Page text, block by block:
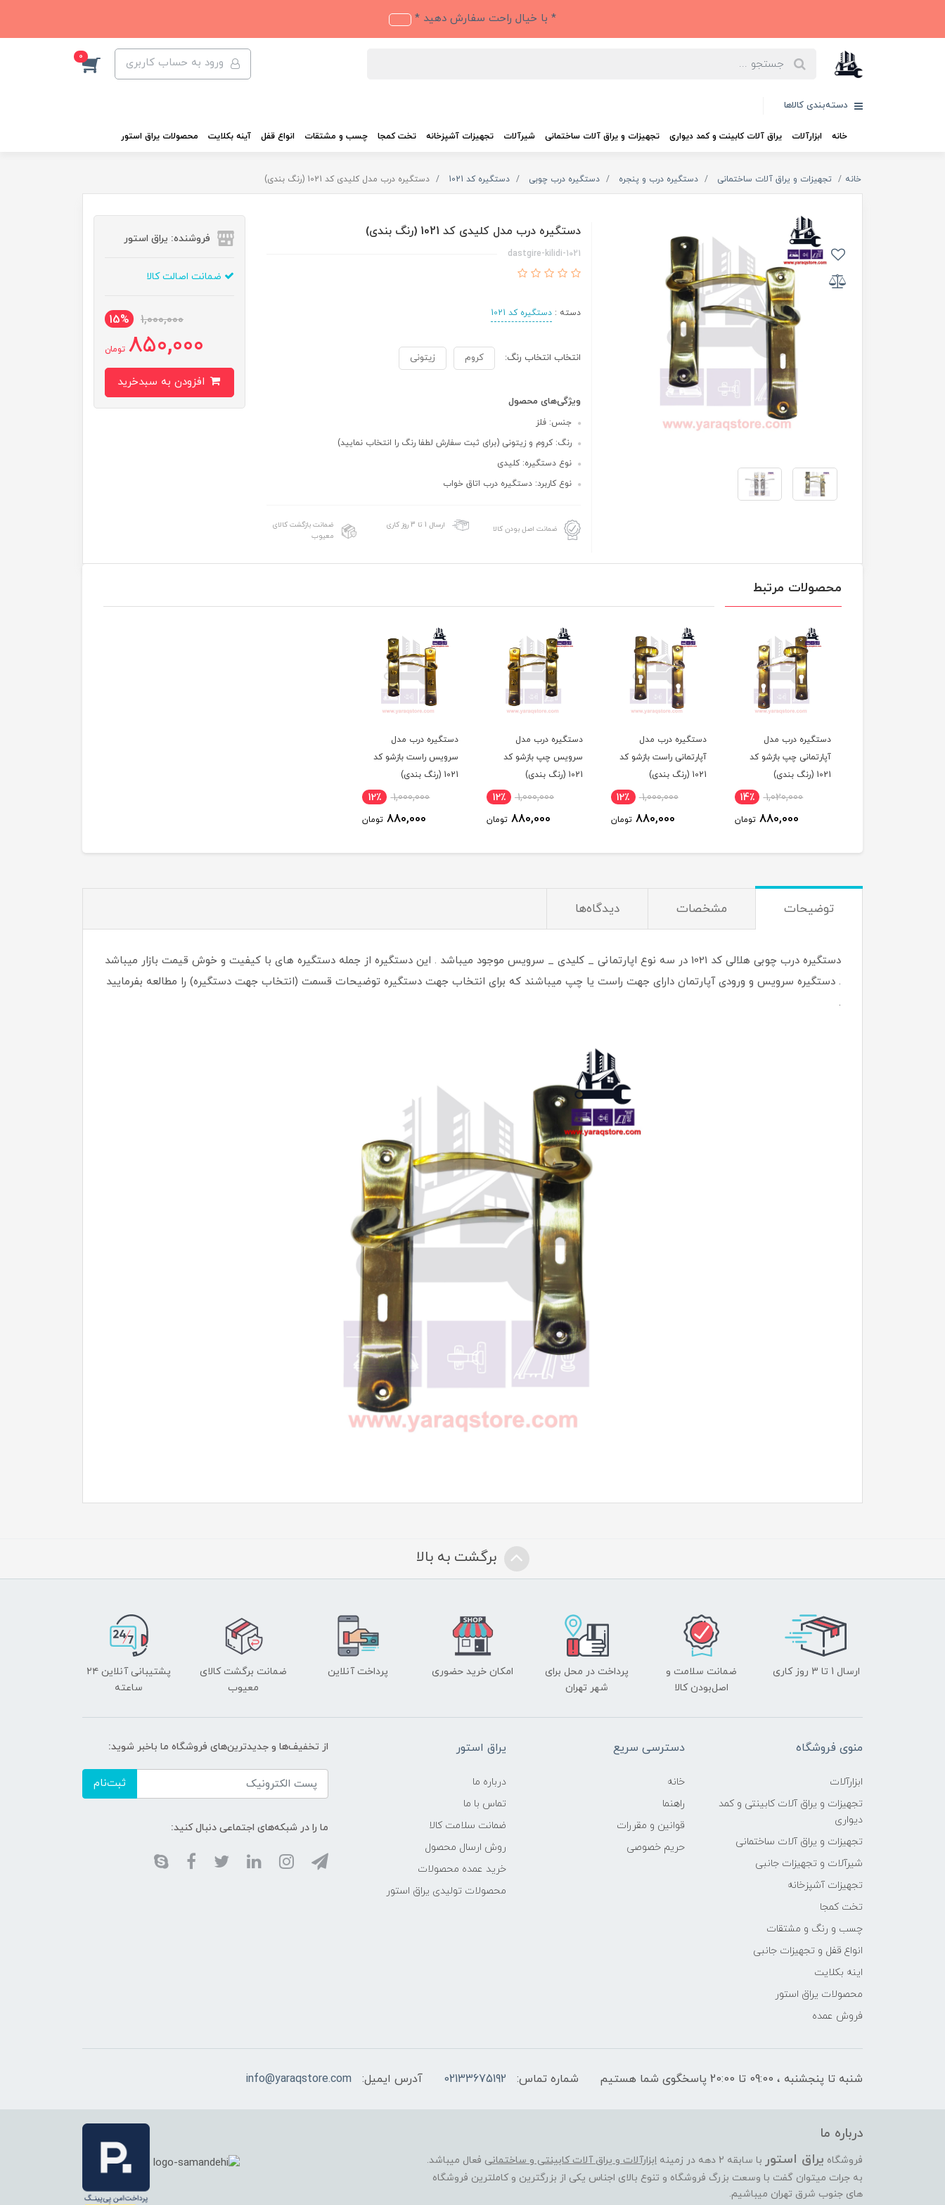
* با خیال راحت سفارش دهید *
ورود به حساب کاربری 0
دسته‌بندی کالاها
خانه ابزارآلات یراق آلات کابینت و کمد دیواری تجهیزات و یراق آلات ساختمانی شیرآلات تجهیزات آشپزخانه تخت کمجا چسب و مشتقات انواع قفل آینه بکلایت محصولات یراق استور
خانه تجهیزات و یراق آلات ساختمانی دستگیره درب و پنجره دستگیره درب چوبی دستگیره کد 1021 دستگیره درب مدل کلیدی کد 1021 (رنگ بندی)
دستگیره درب مدل کلیدی کد 1021 (رنگ بندی)
dastgire-kilidi-1021
دسته :دستگیره کد 1021
انتخاب انتخاب رنگ: کروم زیتونی
ویژگی‌های محصول
جنس: فلز
رنگ: کروم و زیتونی (برای ثبت سفارش لطفا رنگ را انتخاب نمایید)
نوع دستگیره: کلیدی
نوع کاربرد: دستگیره درب اتاق خواب
ضمانت اصل بودن کالا ارسال 1 تا 3 روز کاری
ضمانت بازگشت کالای
معیوب
فروشنده: یراق استور
ضمانت اصالت کالا
1,000,000
15%
850,000 تومان
محصولات مرتبط
دستگیره درب مدل
آپارتمانی چپ بازشو کد
1021 (رنگ بندی)
1,020,000 14٪
880,000 تومان
دستگیره درب مدل
آپارتمانی راست بازشو کد
1021 (رنگ بندی)
1,000,000 12٪
880,000 تومان
دستگیره درب مدل
سرویس چپ بازشو کد
1021 (رنگ بندی)
1,000,000 12٪
880,000 تومان
دستگیره درب مدل
سرویس راست بازشو کد
1021 (رنگ بندی)
1,000,000 12٪
880,000 تومان
توضیحات مشخصات دیدگاه‌ها
دستگیره درب چوبی هلالی کد 1021 در سه نوع اپارتمانی _ کلیدی _ سرویس موجود میباشد . این دستگیره از جمله دستگیره های با کیفیت و خوش قیمت بازار میباشد
. دستگیره سرویس و ورودی آپارتمان دارای جهت راست یا چپ میباشند که برای انتخاب جهت دستگیره توضیحات قسمت (انتخاب جهت دستگیره) را مطالعه بفرمایید
.
برگشت به بالا
ارسال 1 تا 3 روز کاری
ضمانت سلامت و
اصل‌بودن کالا
پرداخت در محل برای
شهر تهران
امکان خرید حضوری پرداخت آنلاین
ضمانت برگشت کالای
معیوب
پشتیبانی آنلاین ۲۴
ساعته
منوی فروشگاه
ابزارآلات
تجهیزات و یراق آلات کابینتی و کمد
دیواری
تجهیزات و یراق آلات ساختمانی
شیرآلات و تجهیزات جانبی
تجهیزات آشپزخانه
تخت کمجا
چسب و رنگ و مشتقات
انواع قفل و تجهیزات جانبی
اینه بکلایت
محصولات یراق استور
فروش عمده
دسترسی سریع
خانه
راهنما
قوانین و مقررات
حریم خصوصی
یراق استور
درباره ما
تماس با ما
ضمانت سلامت کالا
روش ارسال محصول
خرید عمده محصولات
محصولات تولیدی یراق استور
از تخفیف‌ها و جدیدترین‌های فروشگاه ما باخبر شوید:
ثبت‌نام
ما را در شبکه‌های اجتماعی دنبال کنید:
شنبه تا پنجشنبه ، 09:00 تا 20:00 پاسخگوی شما هستیم شماره تماس: 02133675192 آدرس ایمیل: info@yaraqstore.com
درباره ما
فروشگاه یراق استور با سابقه 2 دهه در زمینه ابزارآلات و یراق آلات کابینتی و ساختمانی فعال میباشد.
به جرات میتوان گفت با وسعت بزرگ فروشگاه و تنوع بالای اجناس یکی از بزرگترین و کاملترین فروشگاه
های جنوب شرق تهران میباشیم.